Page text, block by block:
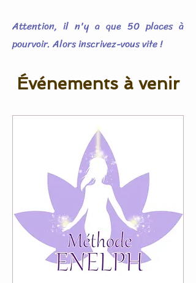
Attention, il n'y a que 50 places à
pourvoir. Alors inscrivez-vous vite !
Événements à venir